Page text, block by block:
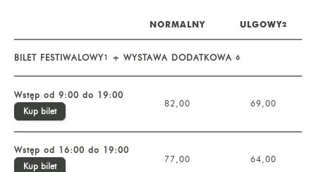
NORMALNY ULGOWY2
BILET FESTIWALOWY1 + WYSTAWA DODATKOWA 6
Wstęp od 9:00 do 19:00
Kup bilet
82,00 69,00
Wstęp od 16:00 do 19:00
Kup bilet
77,00 64,00